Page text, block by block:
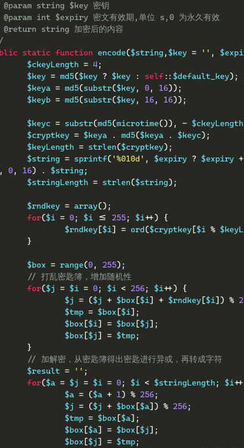
@param string $key 密钥
@param int $expiry 密文有效期,单位 s,0 为永久有效
@return string 加密后的内容
static function encode($string , $key = '' ,
		$ckeyLength
= 4;
		$key
= md5($key ? $key : self :: $default_key);
		$keya
= md5(substr($key, 0, 16));
		$keyb
= md5(substr($key, 16, 16));
		$keyc
= substr(md5(microtime()), - $ckeyLength
		$cryptkey
= $keya . md5($keya . $keyc);
		$keyLength
= strlen($cryptkey);
		$string
= sprintf( '%010d' , $expiry ? $expiry +
0, 16) . $string ;
		$stringLength
= strlen($string);
		$rndkey
= array();
for($i = 0; $i <= 255; $i++)
{
			$rndkey
[$i] = ord($cryptkey [$i %
}
		$box
= range(0, 255);
// 打乱密匙簿，增加随机性
for($j = $i = 0; $i < 256; $i++)
{
			$j
= ($j + $box [$i] + $rndkey [$i]) %
			$tmp
= $box [$i];
			$box
[$i] = $box [$j];
			$box
[$j] = $tmp;
}
// 加解密，从密匙簿得出密匙进行异或，再转成字符
		$result
= '' ;
for($a = $j = $i = 0; $i < $stringLength ; $i
			$a
= ($a + 1) % 256;
			$j
= ($j + $box [$a]) % 256;
			$tmp
= $box [$a];
			$box
[$a] = $box [$j];
			$box
[$j] = $tmp;